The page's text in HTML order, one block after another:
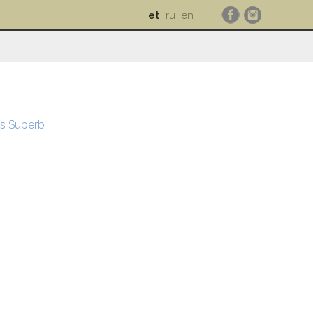
et ru en
Superb